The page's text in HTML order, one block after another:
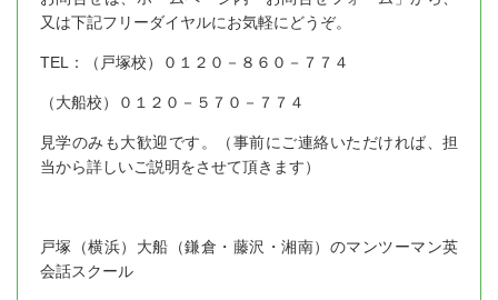
又は下記フリーダイヤルにお気軽にどうぞ。
TEL：（戸塚校）０１２０－８６０－７７４
（大船校）０１２０－５７０－７７４
見学のみも大歓迎です。（事前にご連絡いただければ、担
当から詳しいご説明をさせて頂きます）
戸塚（横浜）大船（鎌倉・藤沢・湘南）のマンツーマン英
会話スクール